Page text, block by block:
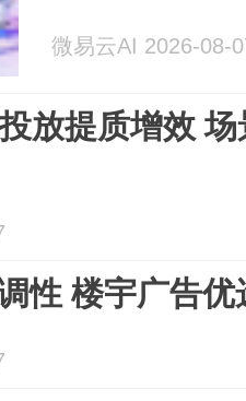
微易云AI 2026-08-
放提质增效
性 楼宇广告